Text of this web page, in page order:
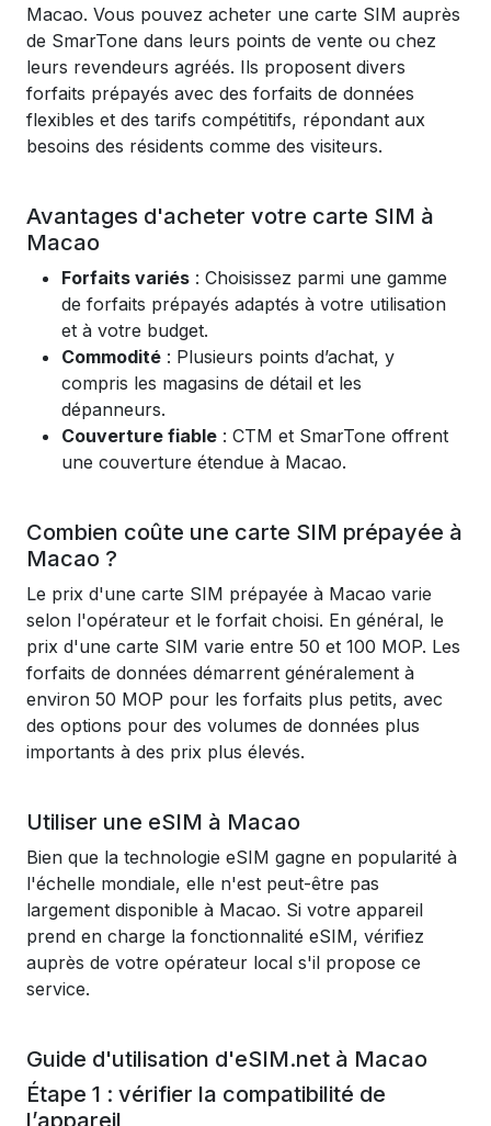
Macao. Vous pouvez acheter une carte SIM auprès
de SmarTone dans leurs points de vente ou chez
leurs revendeurs agréés. Ils proposent divers
forfaits prépayés avec des forfaits de données
flexibles et des tarifs compétitifs, répondant aux
besoins des résidents comme des visiteurs.
Avantages d'acheter votre carte SIM à
Macao
Forfaits variés : Choisissez parmi une gamme
de forfaits prépayés adaptés à votre utilisation
et à votre budget.
Commodité : Plusieurs points d’achat, y
compris les magasins de détail et les
dépanneurs.
Couverture fiable : CTM et SmarTone offrent
une couverture étendue à Macao.
Combien coûte une carte SIM prépayée à
Macao ?
Le prix d'une carte SIM prépayée à Macao varie
selon l'opérateur et le forfait choisi. En général, le
prix d'une carte SIM varie entre 50 et 100 MOP. Les
forfaits de données démarrent généralement à
environ 50 MOP pour les forfaits plus petits, avec
des options pour des volumes de données plus
importants à des prix plus élevés.
Utiliser une eSIM à Macao
Bien que la technologie eSIM gagne en popularité à
l'échelle mondiale, elle n'est peut-être pas
largement disponible à Macao. Si votre appareil
prend en charge la fonctionnalité eSIM, vérifiez
auprès de votre opérateur local s'il propose ce
service.
Guide d'utilisation d'eSIM.net à Macao
Étape 1 : vérifier la compatibilité de
l’appareil